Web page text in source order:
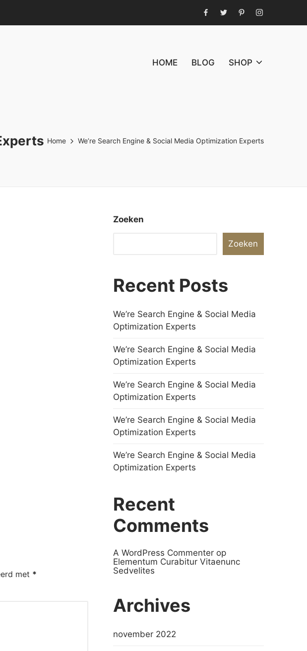
FacebookTwitterPinterestInstagram
HOME BLOG SHOP
Home We’re Search Engine & Social Media Optimization Experts
met *
Zoeken
Zoeken
Recent Posts
We’re Search Engine & Social Media
Optimization Experts
We’re Search Engine & Social Media
Optimization Experts
We’re Search Engine & Social Media
Optimization Experts
We’re Search Engine & Social Media
Optimization Experts
We’re Search Engine & Social Media
Optimization Experts
Recent
Comments
A WordPress Commenterop
Elementum Curabitur Vitaenunc
Sedvelites
Archives
november 2022